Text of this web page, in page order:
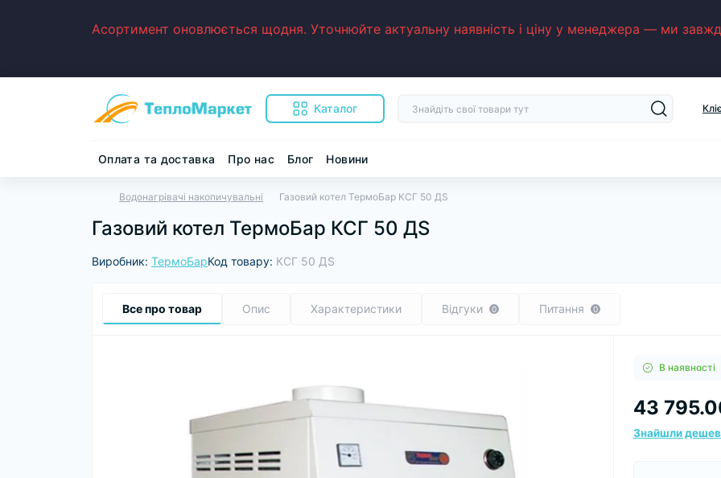
Асортимент оновлюється щодня. Уточнюйте актуальну наявність і ціну у менеджера — ми
Каталог
Оплата та доставка Про нас Блог Новини
Водонагрівачі накопичувальні Газовий котел ТермоБар КСГ 50 ДS
Газовий котел ТермоБар КСГ 50 ДS
Виробник: ТермоБарКод товару: КСГ 50 ДS
Все про товар Опис Характеристики Відгуки 0 Питання 0
В наявності
43
Знайшли